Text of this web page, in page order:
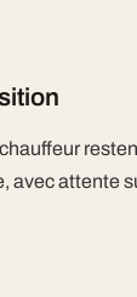
avec attente